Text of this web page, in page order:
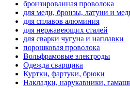
бронзированная проволока
для меди, бронзы, латуни и
для сплавов алюминия
для нержавеющих сталей
для сварки чугуна и наплавки
порошковая проволока
Вольфрамовые электроды
Одежда сварщика
Куртки, фартуки, брюки
Накладки, нарукавники,